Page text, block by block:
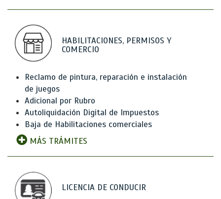
HABILITACIONES, PERMISOS Y
COMERCIO
Reclamo de pintura, reparación e instalación
de juegos
Adicional por Rubro
Autoliquidación Digital de Impuestos
Baja de Habilitaciones comerciales
MÁS TRÁMITES
LICENCIA DE CONDUCIR